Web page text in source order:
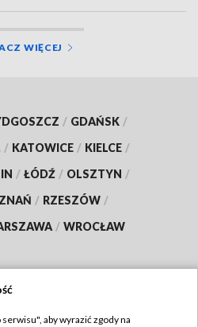
WIĘCEJ
/ GDAŃSK /
/ KATOWICE / KIELCE /
/ ŁÓDŹ / OLSZTYN /
/ RZESZÓW /
/ WROCŁAW
aby wyrazić zgody na